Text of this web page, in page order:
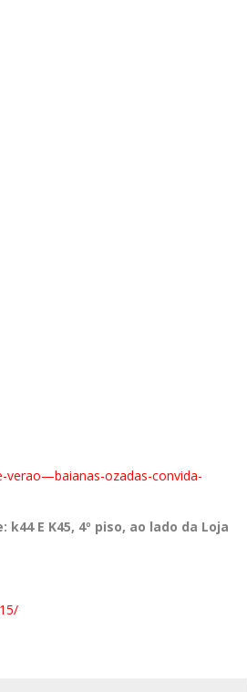
verao—baianas-ozadas-convida-
E K45, 4º piso, ao lado da Loja